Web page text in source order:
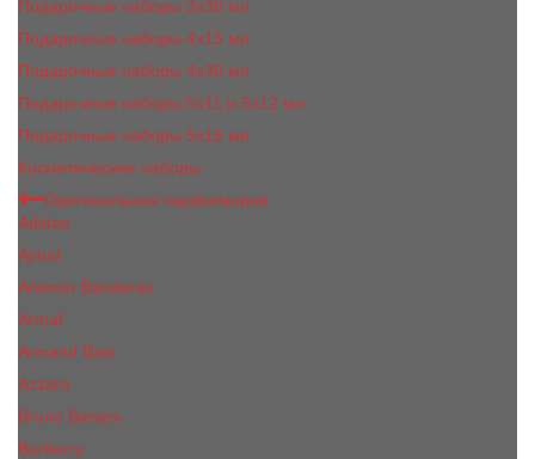
Подарочные наборы 3х30 мл
Подарочные наборы 4x15 мл
Подарочные наборы 4x30 мл
Подарочные наборы 5x11 и 5х12 мл
Подарочные наборы 5x15 мл
Косметические наборы
Оригинальная парфюмерия
Adidas
Ajmal
Antonio Banderas
Armaf
Armand Basi
Azzaro
Bruno Banani
Burberry